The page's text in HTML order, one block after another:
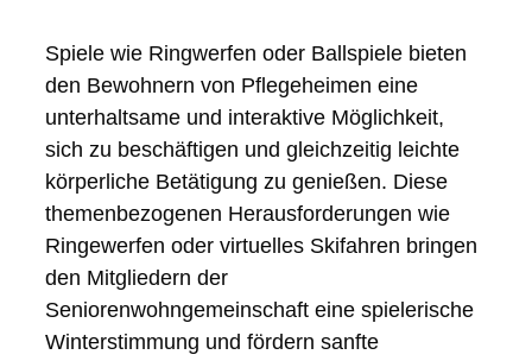
Spiele wie Ringwerfen oder Ballspiele bieten
den Bewohnern von Pflegeheimen eine
unterhaltsame und interaktive Möglichkeit,
sich zu beschäftigen und gleichzeitig leichte
körperliche Betätigung zu genießen. Diese
themenbezogenen Herausforderungen wie
Ringewerfen oder virtuelles Skifahren bringen
den Mitgliedern der
Seniorenwohngemeinschaft eine spielerische
Winterstimmung und fördern sanfte